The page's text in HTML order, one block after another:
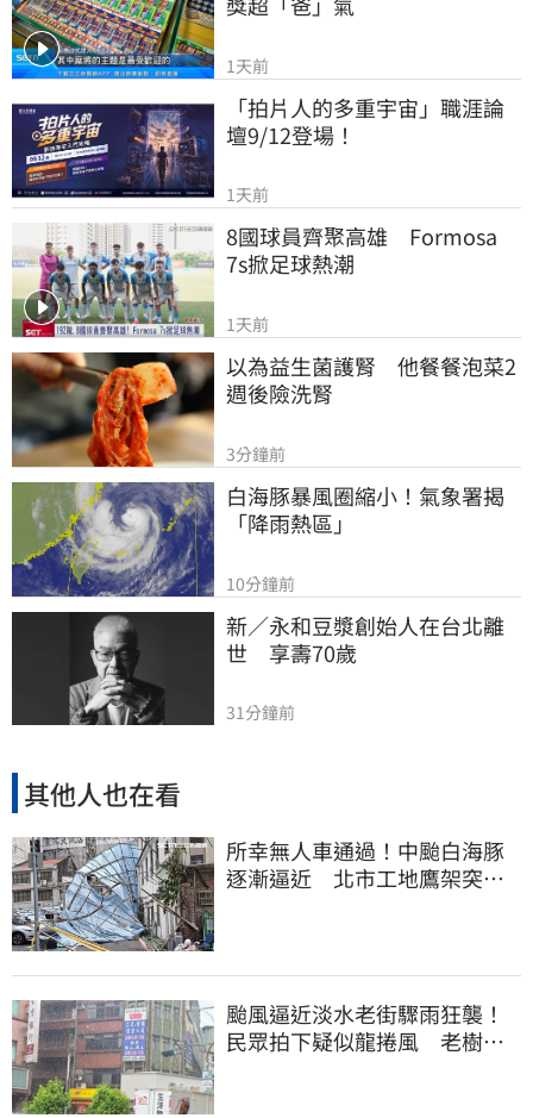
1天前
「拍片人的多重宇宙」職涯論
壇9/12登場！
1天前
8國球員齊聚高雄　Formosa
7s掀足球熱潮
1天前
以為益生菌護腎　他餐餐泡菜2
週後險洗腎
3分鐘前
白海豚暴風圈縮小！氣象署揭
「降雨熱區」
10分鐘前
新／永和豆漿創始人在台北離
世　享壽70歲
31分鐘前
其他人也在看
所幸無人車通過！中颱白海豚
逐漸逼近 北市工地鷹架突倒
颱風逼近淡水老街驟雨狂襲！
民眾拍下疑似龍捲風 老樹遭